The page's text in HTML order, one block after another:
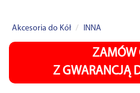
Akcesoria do Kół INNA
ZAMÓW
Z GWARANCJĄ